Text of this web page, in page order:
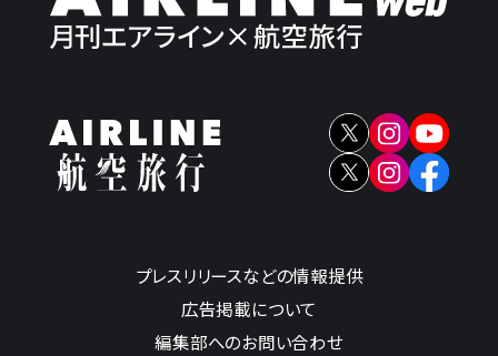
プレスリリースなどの情報提供
広告掲載について
編集部へのお問い合わせ